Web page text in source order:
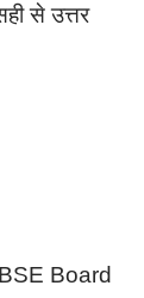
से उत्तर
Board